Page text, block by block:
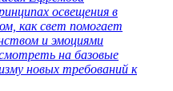
освещения в
как свет помогает
и эмоциями
на базовые
новых требований к